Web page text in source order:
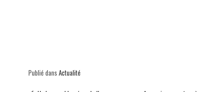
Publié dans Actualité